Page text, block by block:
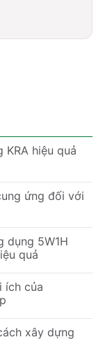
KRA hiệu quả
ứng đối với
dụng 5W1H
quả
ích của
xây dựng